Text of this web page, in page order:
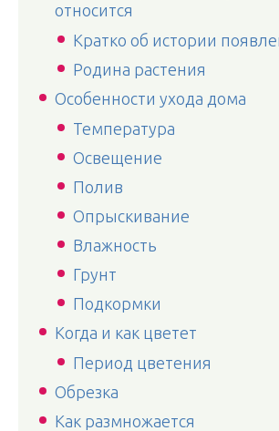
относится
Кратко об истории
Родина растения
Особенности ухода дома
Температура
Освещение
Полив
Опрыскивание
Влажность
Грунт
Подкормки
Когда и как цветет
Период цветения
Обрезка
Как размножается